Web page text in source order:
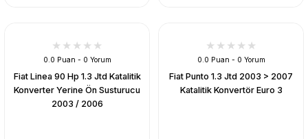
0.0 Puan - 0 Yorum
Fiat Linea 90 Hp 1.3 Jtd Katalitik
Konverter Yerine Ön Susturucu
2003 / 2006
0.0 Puan - 0 Yorum
Fiat Punto 1.3 Jtd 2003 > 2007
Katalitik Konvertör Euro 3